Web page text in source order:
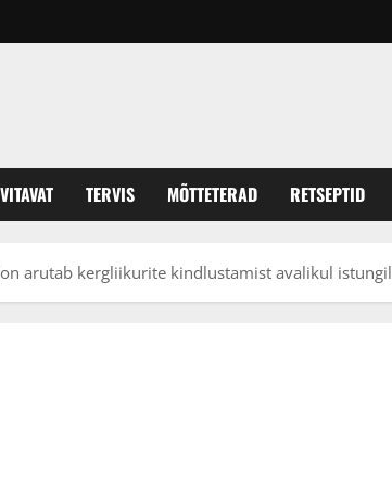
TERVIS MÕTTETERAD RETSEPTID
arutab kergliikurite kindlustamist avalikul istungil